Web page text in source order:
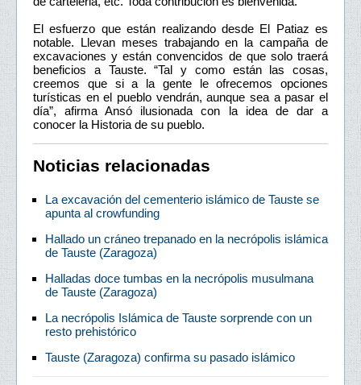
El esfuerzo que están realizando desde El Patiaz es
notable. Llevan meses trabajando en la campaña de
excavaciones y están convencidos de que solo traerá
beneficios a Tauste. “Tal y como están las cosas,
creemos que si a la gente le ofrecemos opciones
turísticas en el pueblo vendrán, aunque sea a pasar el
día”, afirma Ansó ilusionada con la idea de dar a
conocer la Historia de su pueblo.
Noticias relacionadas
La excavación del cementerio islámico de Tauste se
apunta al crowfunding
Hallado un cráneo trepanado en la necrópolis islámica
de Tauste (Zaragoza)
Halladas doce tumbas en la necrópolis musulmana
de Tauste (Zaragoza)
La necrópolis Islámica de Tauste sorprende con un
resto prehistórico
Tauste (Zaragoza) confirma su pasado islámico